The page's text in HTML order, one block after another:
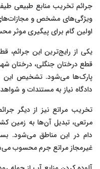
جرائم تخریب منابع طبیعی
ویژگی‌های مشخص و مجازات‌های
اولین گام برای پیگیری موثر
یکی از رایج‌ترین این
قطع درختان جنگلی، درختان
پارک‌ها می‌شود. تشخیص این
دادگاه نیاز به مستندات و
تخریب مراتع نیز از دیگر
مرتعی، تبدیل آن‌ها به زمین
دام در این مناطق می‌شود.
غیرمجاز مراتع جرم محسوب